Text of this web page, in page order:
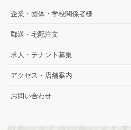
企業・団体・学校関係者様
郵送・宅配注文
求人・テナント募集
アクセス・店舗案内
お問い合わせ